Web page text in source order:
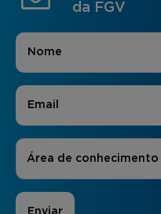
da FGV
Nome
E-mail
Áreas de Interesse
Área de conhecimento